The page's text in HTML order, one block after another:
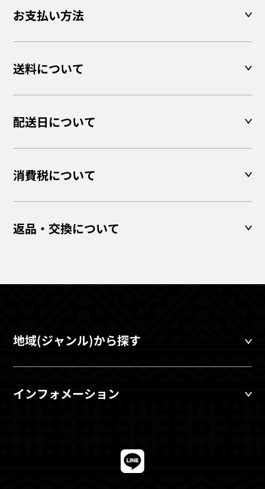
お支払い方法
送料について
配送日について
消費税について
返品・交換について
地域(ジャンル)から探す
インフォメーション